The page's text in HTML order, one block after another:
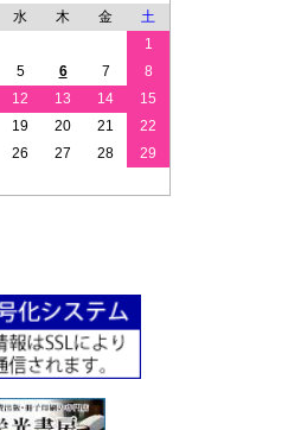
水 木 金
土
1
5 6 7
8
12 13 14
15
19 20 21
22
26 27 28
29